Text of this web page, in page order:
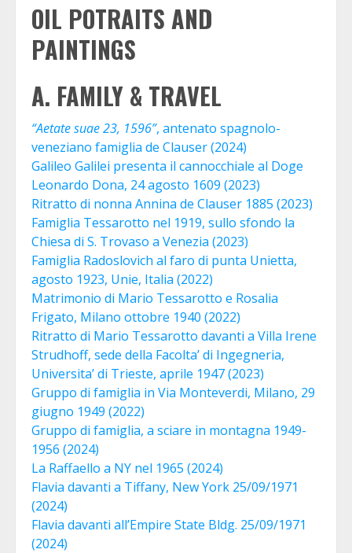
OIL POTRAITS AND
PAINTINGS
A. FAMILY & TRAVEL
“Aetate suae 23, 1596”, antenato spagnolo-
veneziano famiglia de Clauser (2024)
Galileo Galilei presenta il cannocchiale al Doge
Leonardo Dona, 24 agosto 1609 (2023)
Ritratto di nonna Annina de Clauser 1885 (2023)
Famiglia Tessarotto nel 1919, sullo sfondo la
Chiesa di S. Trovaso a Venezia (2023)
Famiglia Radoslovich al faro di punta Unietta,
agosto 1923, Unie, Italia (2022)
Matrimonio di Mario Tessarotto e Rosalia
Frigato, Milano ottobre 1940 (2022)
Ritratto di Mario Tessarotto davanti a Villa Irene
Strudhoff, sede della Facolta’ di Ingegneria,
Universita’ di Trieste, aprile 1947 (2023)
Gruppo di famiglia in Via Monteverdi, Milano, 29
giugno 1949 (2022)
Gruppo di famiglia, a sciare in montagna 1949-
1956 (2024)
La Raffaello a NY nel 1965 (2024)
Flavia davanti a Tiffany, New York 25/09/1971
(2024)
Flavia davanti all’Empire State Bldg. 25/09/1971
(2024)